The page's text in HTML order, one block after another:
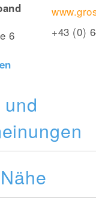
6
+43 (0)